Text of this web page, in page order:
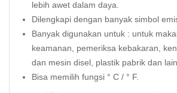
lebih awet dalam daya.
Dilengkapi dengan banyak simbol
Banyak digunakan untuk : untuk
keamanan
pemeriksa kebakaran
dan mesin disel plastik pabrik dan
Bisa memilih fungsi ° C / ° F.